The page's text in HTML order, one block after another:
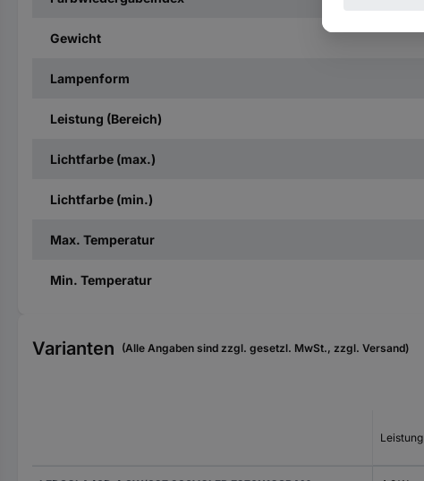
Gewicht
Lampenform
Leistung (Bereich)
Lichtfarbe (max.)
Lichtfarbe (min.)
Max. Temperatur
Min. Temperatur
Varianten (Alle Angaben sind zzgl. gesetzl. MwSt., zzgl. Versand)
Leistung